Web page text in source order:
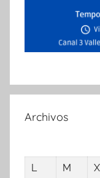
Archivos
L
M X